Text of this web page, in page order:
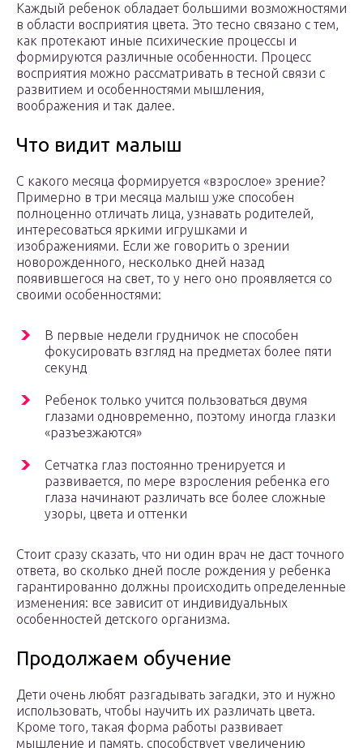
Каждый ребенок обладает большими возможностями
в области восприятия цвета. Это тесно связано с тем,
как протекают иные психические процессы и
формируются различные особенности. Процесс
восприятия можно рассматривать в тесной связи с
развитием и особенностями мышления,
воображения и так далее.
Что видит малыш
С какого месяца формируется «взрослое» зрение?
Примерно в три месяца малыш уже способен
полноценно отличать лица, узнавать родителей,
интересоваться яркими игрушками и
изображениями. Если же говорить о зрении
новорожденного, несколько дней назад
появившегося на свет, то у него оно проявляется со
своими особенностями:
В первые недели грудничок не способен
фокусировать взгляд на предметах более пяти
секунд
Ребенок только учится пользоваться двумя
глазами одновременно, поэтому иногда глазки
«разъезжаются»
Сетчатка глаз постоянно тренируется и
развивается, по мере взросления ребенка его
глаза начинают различать все более сложные
узоры, цвета и оттенки
Стоит сразу сказать, что ни один врач не даст точного
ответа, во сколько дней после рождения у ребенка
гарантированно должны происходить определенные
изменения: все зависит от индивидуальных
особенностей детского организма.
Продолжаем обучение
Дети очень любят разгадывать загадки, это и нужно
использовать, чтобы научить их различать цвета.
Кроме того, такая форма работы развивает
мышление и память, способствует увеличению